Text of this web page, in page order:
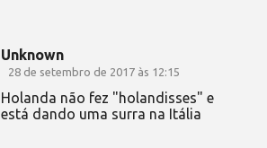
Unknown
28 de setembro de 2017 às 12:15
Holanda não fez "holandisses" e
está dando uma surra na Itália